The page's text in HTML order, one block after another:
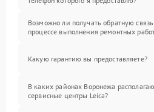
Возможно ли получать обратную
процессе выполнения ремонтных
Какую гарантию вы предоставляете?
В каких районах Воронежа
сервисные центры Leica?